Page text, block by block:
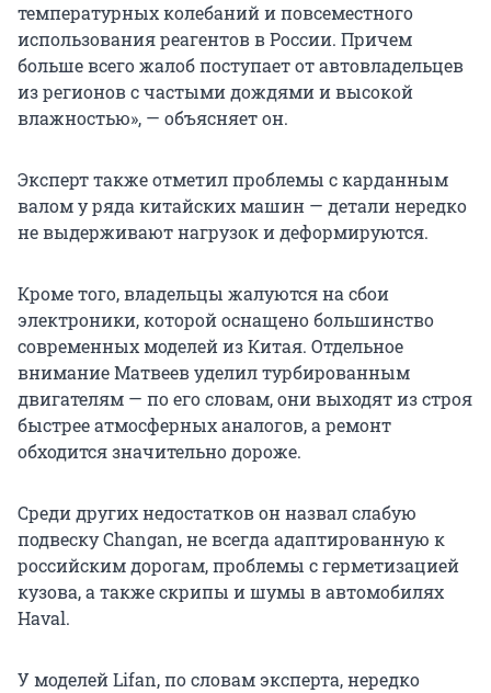
температурных колебаний и повсеместного
использования реагентов в России. Причем
больше всего жалоб поступает от автовладельцев
из регионов с частыми дождями и высокой
влажностью», — объясняет он.
Эксперт также отметил проблемы с карданным
валом у ряда китайских машин — детали нередко
не выдерживают нагрузок и деформируются.
Кроме того, владельцы жалуются на сбои
электроники, которой оснащено большинство
современных моделей из Китая. Отдельное
внимание Матвеев уделил турбированным
двигателям — по его словам, они выходят из строя
быстрее атмосферных аналогов, а ремонт
обходится значительно дороже.
Среди других недостатков он назвал слабую
подвеску Changan, не всегда адаптированную к
российским дорогам, проблемы с герметизацией
кузова, а также скрипы и шумы в автомобилях
Haval.
У моделей Lifan, по словам эксперта, нередко